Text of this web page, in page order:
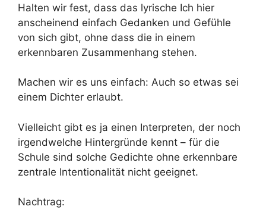
Halten wir fest, dass das lyrische Ich hier
anscheinend einfach Gedanken und Gefühle
von sich gibt, ohne dass die in einem
erkennbaren Zusammenhang stehen.
Machen wir es uns einfach: Auch so etwas sei
einem Dichter erlaubt.
Vielleicht gibt es ja einen Interpreten, der noch
irgendwelche Hintergründe kennt – für die
Schule sind solche Gedichte ohne erkennbare
zentrale Intentionalität nicht geeignet.
Nachtrag: